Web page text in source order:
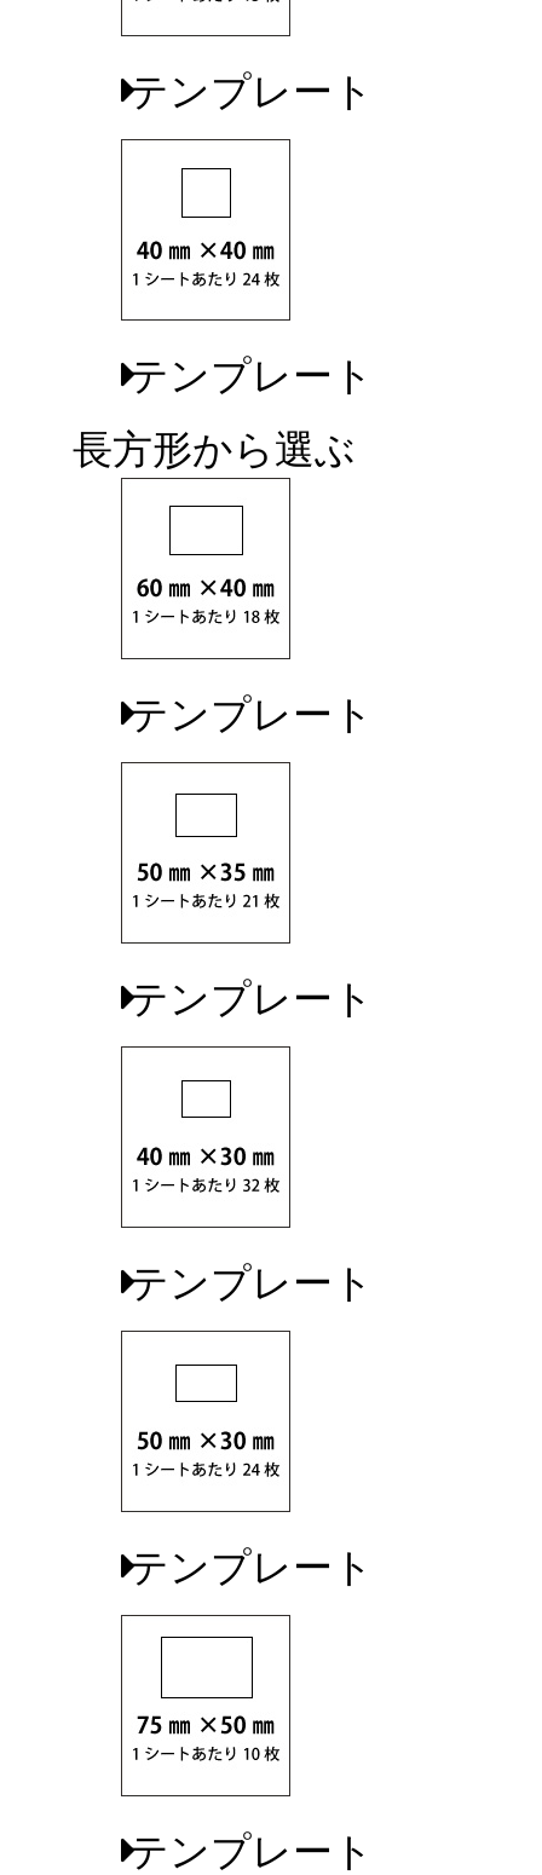
テンプレート
テンプレート
長方形から選ぶ
テンプレート
テンプレート
テンプレート
テンプレート
テンプレート